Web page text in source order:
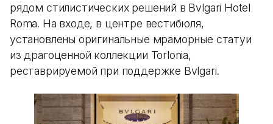
рядом стилистических решений в Bvlgari Hotel
Roma. На входе, в центре вестибюля,
установлены оригинальные мраморные статуи
из драгоценной коллекции Torlonia,
реставрируемой при поддержке Bvlgari.